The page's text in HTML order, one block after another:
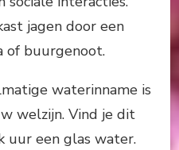
jagen door een
of buurgenoot.
waterinname is
welzijn. Vind je dit
uur een glas water.